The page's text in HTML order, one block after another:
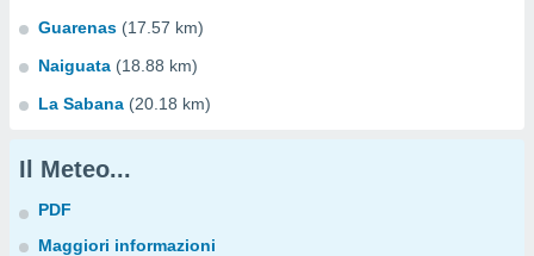
Guarenas (17.57 km)
Naiguata (18.88 km)
La Sabana (20.18 km)
Il Meteo...
PDF
Maggiori informazioni